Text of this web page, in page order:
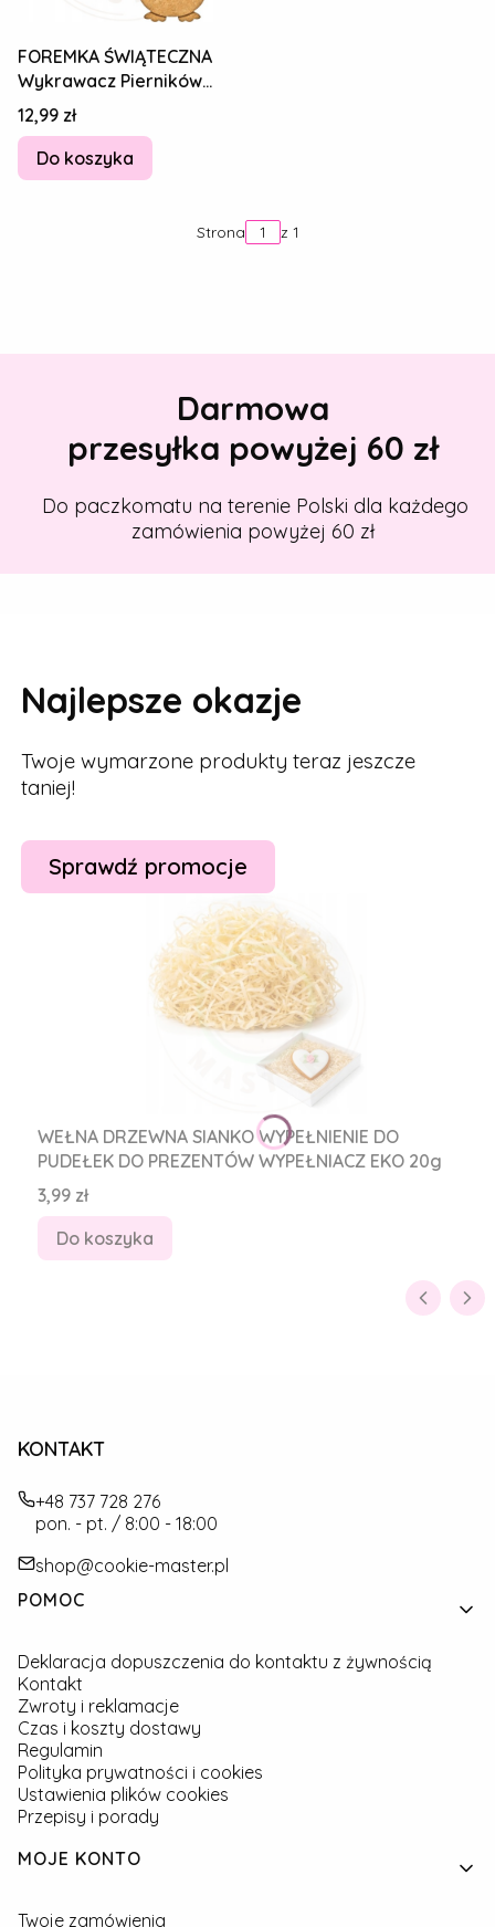
FOREMKA ŚWIĄTECZNA
Wykrawacz Pierników
ŚWIĘTA BOŻE
NARODZENIE Pingwin
8cm
Cena
12,99 zł
Do koszyka
Strona z 1
Darmowa
przesyłka powyżej 60 zł
Do paczkomatu na terenie Polski dla każdego
zamówienia powyżej 60 zł
Najlepsze okazje
Twoje wymarzone produkty teraz jeszcze
taniej!
Sprawdź promocje
WEŁNA DRZEWNA SIANKO WYPEŁNIENIE DO
PUDEŁEK DO PREZENTÓW WYPEŁNIACZ EKO 20g
Cena
3,99 zł
Do koszyka
KONTAKT
+48 737 728 276
pon. - pt. / 8:00 - 18:00
shop@cookie-master.pl
Linki w stopce
POMOC
Deklaracja dopuszczenia do kontaktu z żywnością
Kontakt
Zwroty i reklamacje
Czas i koszty dostawy
Regulamin
Polityka prywatności i cookies
Ustawienia plików cookies
Przepisy i porady
MOJE KONTO
Twoje zamówienia